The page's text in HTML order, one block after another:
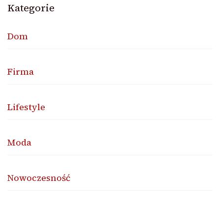
Kategorie
Dom
Firma
Lifestyle
Moda
Nowoczesność